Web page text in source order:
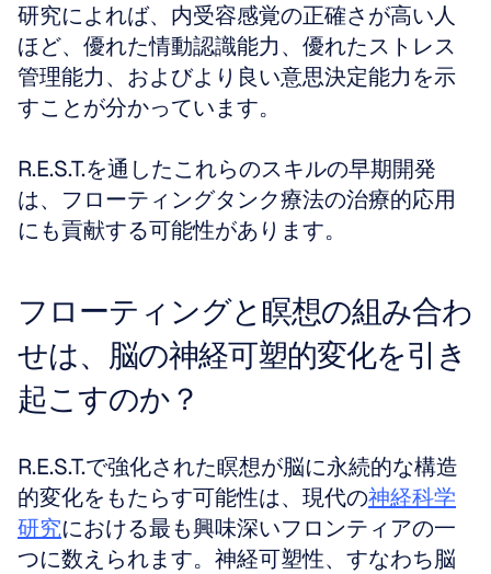
研究によれば、内受容感覚の正確さが高い人
ほど、優れた情動認識能力、優れたストレス
管理能力、およびより良い意思決定能力を示
すことが分かっています。
R.E.S.T.を通したこれらのスキルの早期開発
は、フローティングタンク療法の治療的応用
にも貢献する可能性があります。
フローティングと瞑想の組み合わ
せは、脳の神経可塑的変化を引き
起こすのか？
R.E.S.T.で強化された瞑想が脳に永続的な構造
的変化をもたらす可能性は、現代の神経科学
研究における最も興味深いフロンティアの一
つに数えられます。神経可塑性、すなわち脳